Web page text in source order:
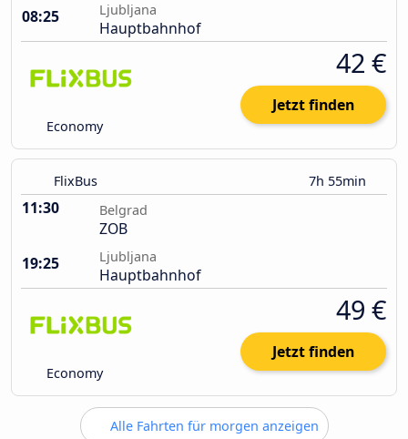
08:25
Ljubljana
Hauptbahnhof
Economy
42 €
Jetzt finden
FlixBus 7h 55min
11:30 Belgrad
ZOB
19:25
Ljubljana
Hauptbahnhof
Economy
49 €
Jetzt finden
Alle Fahrten für morgen anzeigen